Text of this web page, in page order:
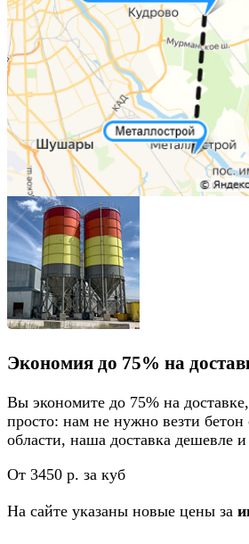
Экономия до 75% на
Вы экономите до 75% на доставке,
просто: нам не нужно везти бетон
области, наша доставка дешевле
От 3450 р. за куб
На сайте указаны новые цены за